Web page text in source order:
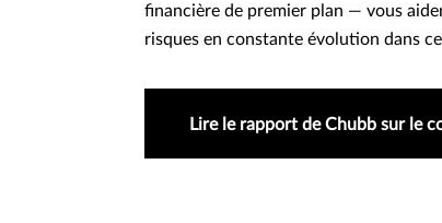
financière de premier plan — vous
risques en constante évolution dans
Lire le rapport de Chubb sur le